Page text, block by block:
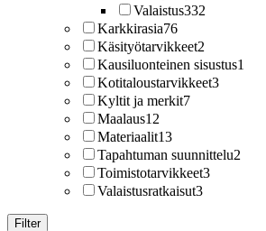
Valaistus332
Karkkirasia76
Käsityötarvikkeet2
Kausiluonteinen sisustus1
Kotitaloustarvikkeet3
Kyltit ja merkit7
Maalaus12
Materiaalit13
Tapahtuman suunnittelu2
Toimistotarvikkeet3
Valaistusratkaisut3
Filter